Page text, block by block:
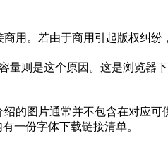
用。若由于商用引起版权纠纷
则是这个原因。这是浏览器
的图片通常并不包含在对应
一份字体下载链接清单。